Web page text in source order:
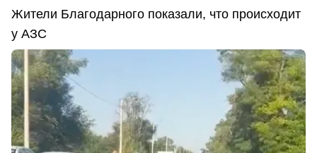
Жители Благодарного показали, что происходит
у АЗС